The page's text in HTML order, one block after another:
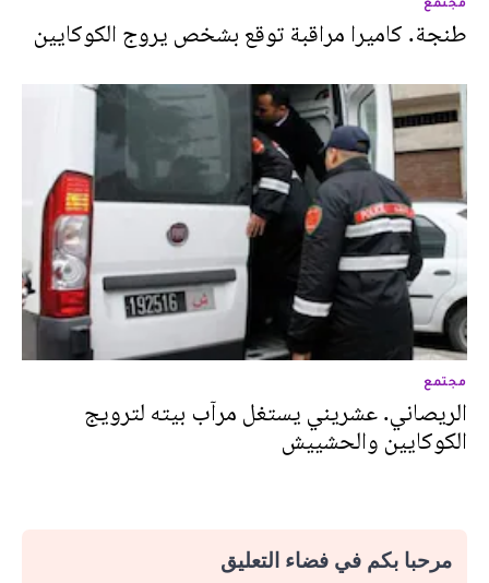
طنجة. كاميرا مراقبة توقع بشخص يروج الكوكايين
مجتمع
الريصاني. عشريني يستغل مرآب بيته لترويج
الكوكايين والحشييش
مرحبا بكم في فضاء التعليق